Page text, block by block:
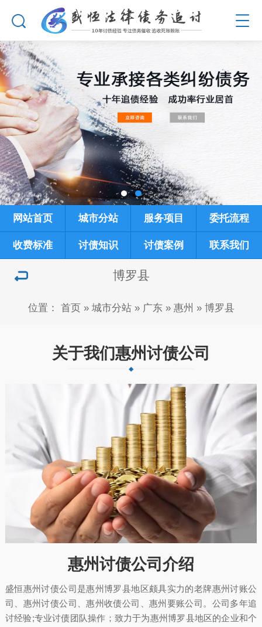
网站首页 城市分站 服务项目 委托流程
收费标准 讨债知识 讨债案例 联系我们
博罗县
位置： 首页 » 城市分站» 广东» 惠州 » 博罗县
关于我们惠州讨债公司
惠州讨债公司介绍
盛恒惠州讨债公司是惠州博罗县地区颇具实力的老牌惠州讨账公
司、惠州讨债公司、惠州收债公司、惠州要账公司。公司多年追
讨经验;专业讨债团队操作；致力于为惠州博罗县地区的企业和个